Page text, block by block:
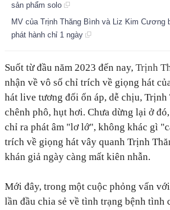
sản phẩm solo
MV của Trịnh Thăng Bình và Liz Kim Cương
phát hành chỉ 1 ngày
Suốt từ đầu năm 2023 đến nay, Trịnh
nhận về vô số chỉ trích về giọng hát
hát live tương đối ổn áp, dễ chịu,
chênh phô, hụt hơi. Chưa dừng lại ở
chỉ ra phát âm "lơ lớ", không khác gì
trích về giọng hát vây quanh Trịnh
khán giả ngày càng mất kiên nhẫn.
Mới đây, trong một cuộc phỏng vấn
lần đầu chia sẻ về tình trạng bệnh tình